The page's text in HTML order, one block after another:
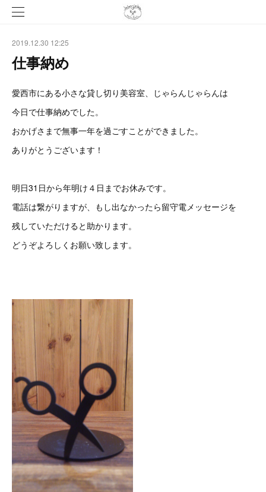
2019.12.30 12:25
仕事納め
愛西市にある小さな貸し切り美容室、じゃらんじゃらんは
今日で仕事納めでした。
おかげさまで無事一年を過ごすことができました。
ありがとうございます！
明日31日から年明け４日までお休みです。
電話は繋がりますが、もし出なかったら留守電メッセージを
残していただけると助かります。
どうぞよろしくお願い致します。